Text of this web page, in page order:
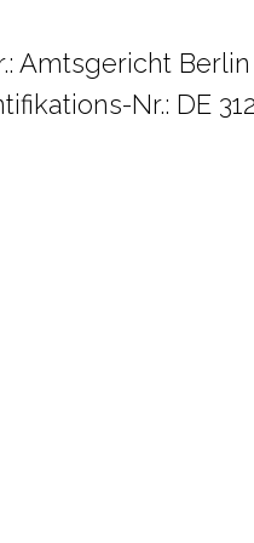
Amtsgericht
Nr.: DE